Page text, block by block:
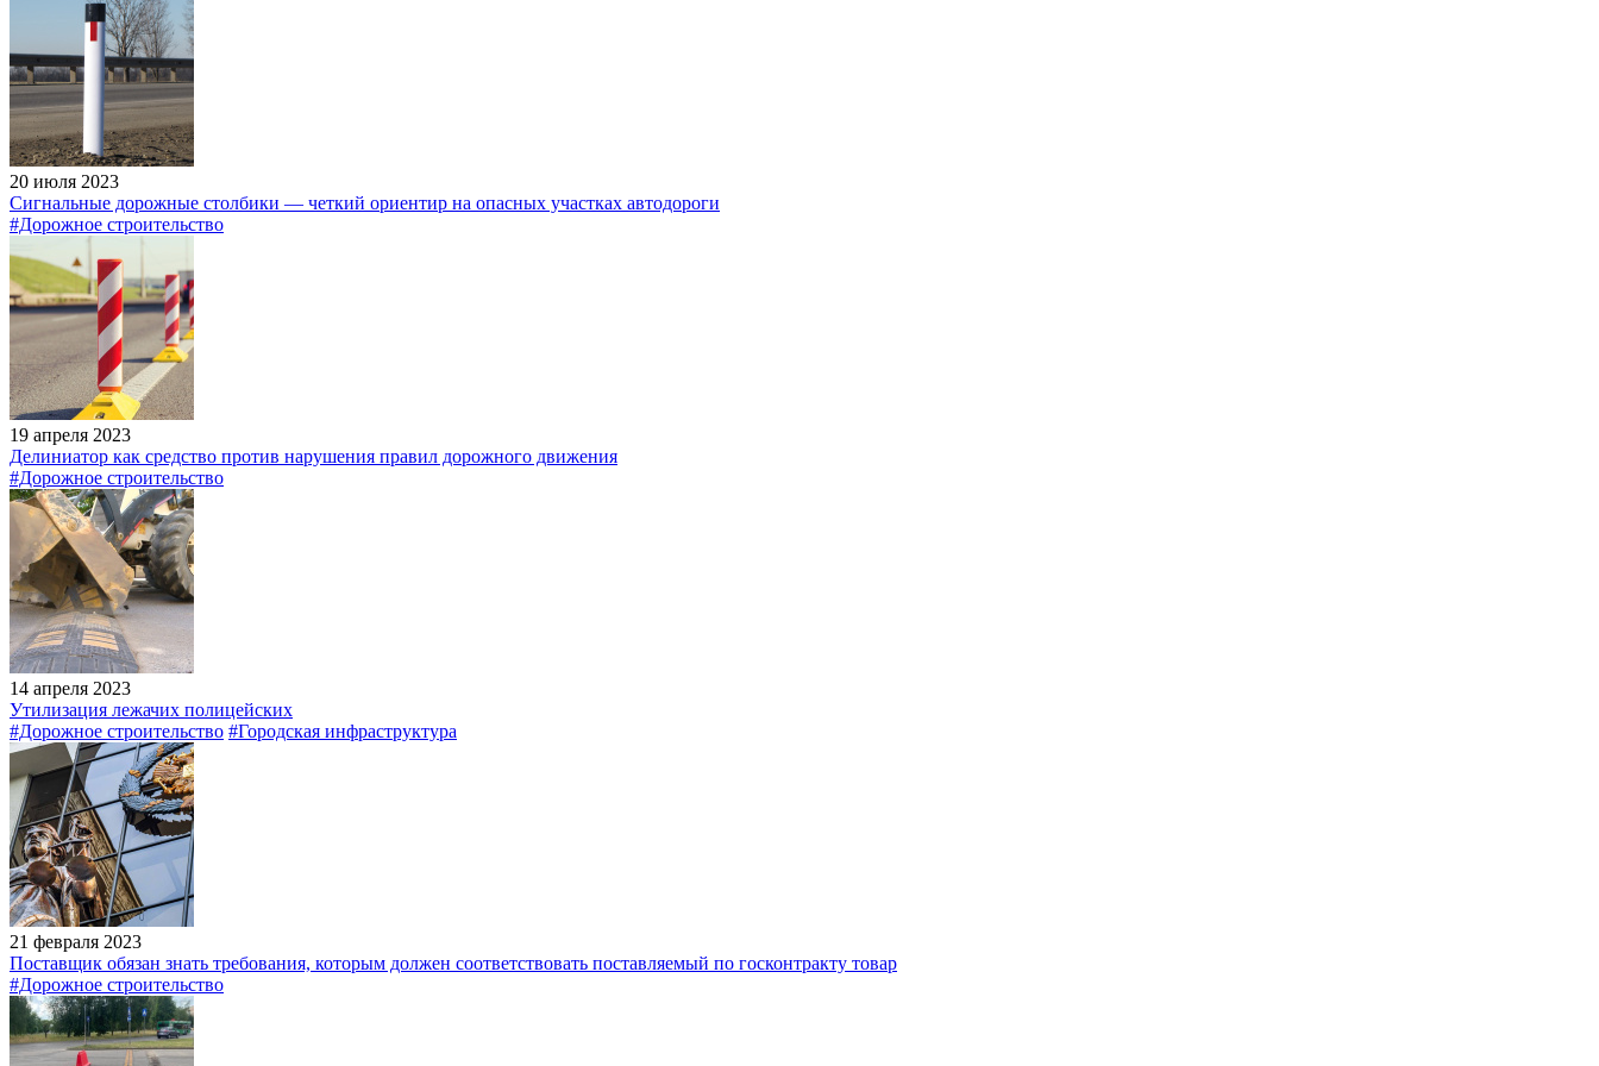
20 июля 2023
Сигнальные дорожные столбики — четкий ориентир на опасных участках автодороги
#Дорожное строительство
19 апреля 2023
Делиниатор как средство против нарушения правил дорожного движения
#Дорожное строительство
14 апреля 2023
Утилизация лежачих полицейских
#Дорожное строительство #Городская инфраструктура
21 февраля 2023
Поставщик обязан знать требования, которым должен соответствовать поставляемый по госконтракту товар
#Дорожное строительство